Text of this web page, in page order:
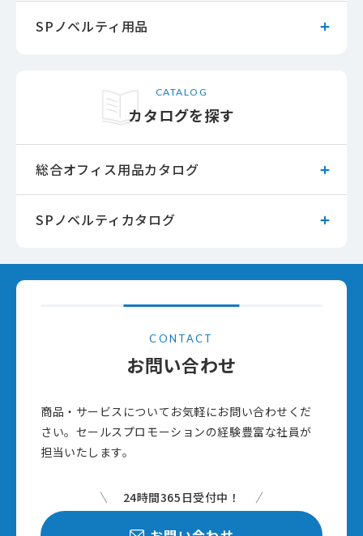
SPノベルティ用品
カタログを探す
CATALOG
総合オフィス用品カタログ
SPノベルティカタログ
お問い合わせ
CONTACT
商品・サービスについてお気軽にお問い合わせくだ
さい。セールスプロモーションの経験豊富な社員が
担当いたします。
24時間365日受付中！